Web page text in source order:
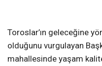
Toroslar’ın geleceğine
olduğunu vurgulayan
mahallesinde yaşam